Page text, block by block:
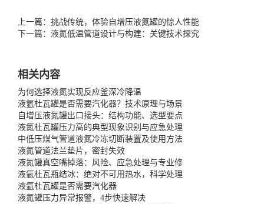
上一篇：挑战传统，体验自增压液氮罐的惊人性能
下一篇：液氮低温管道设计与构建：关键技术探究
相关内容
为何选择液氮实现反应釜深冷降温
液氩杜瓦罐是否需要汽化器？技术原理与场景
自增压液氮罐出口接头：结构功能、选型要点
液氮杜瓦罐压力高的典型现象识别与应急处理
中低压煤气管道液氮冷冻切断装置及使用方法
液氮管道法兰垫片，密封失效
液氮罐真空嘴掉落：风险、应急处理与专业修
液氩杜瓦瓶结冰：绝对不可用热水，科学处理
液氩杜瓦罐是否需要汽化器
液氮罐压力异常报警，4步快速解决